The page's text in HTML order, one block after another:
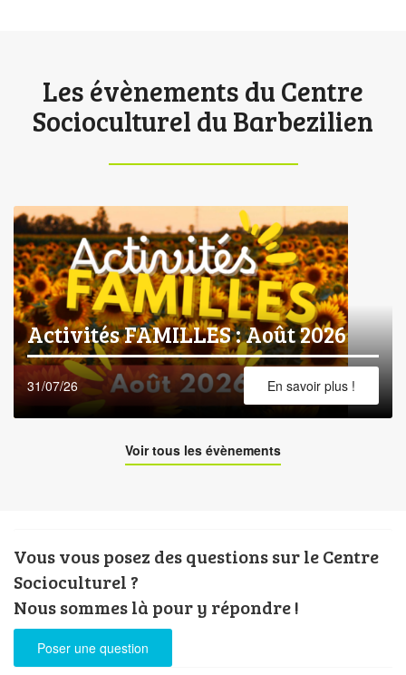
Les évènements du Centre
Socioculturel du Barbezilien
Activités FAMILLES : Août 2026
31/07/26 En savoir plus !
Voir tous les évènements
Vous vous posez des questions sur le Centre
Socioculturel ?
Nous sommes là pour y répondre !
Poser une question